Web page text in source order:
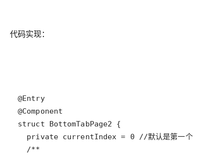
代码实现：
@Entry
@Component
struct
BottomTabPage2
private currentIndex = 0
//默认是第一个
/**